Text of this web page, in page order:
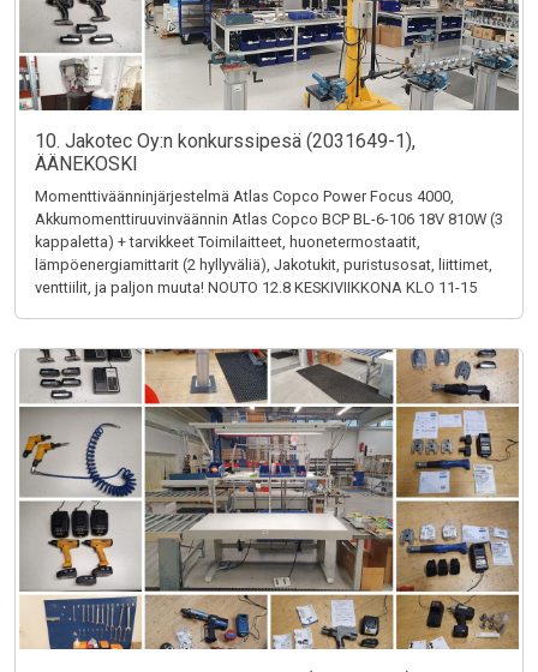
10. Jakotec Oy:n konkurssipesä (2031649-1),
ÄÄNEKOSKI
Momenttiväänninjärjestelmä Atlas Copco Power Focus 4000,
Akkumomenttiruuvinväännin Atlas Copco BCP BL-6-106 18V 810W (3
kappaletta) + tarvikkeet Toimilaitteet, huonetermostaatit,
lämpöenergiamittarit (2 hyllyväliä), Jakotukit, puristusosat, liittimet,
venttiilit, ja paljon muuta! NOUTO 12.8 KESKIVIIKKONA KLO 11-15